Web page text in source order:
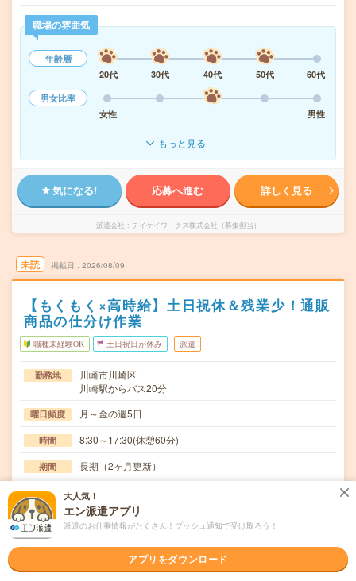
職場の雰囲気
年齢層
20代
30代 40代 50代
60代
男女比率
女性
男性
もっと見る
気になる! 応募へ進む 詳しく見る
派遣会社 テイケイワークス株式会社（募集担当）
未読 掲載日 2026/08/09
【もくもく×高時給】土日祝休＆残業少！通販
商品の仕分け作業
職種未経験OK 土日祝日が休み 派遣
勤務地
川崎市川崎区
川崎駅からバス20分
曜日頻度 月～金の週5日
時間 8:30～17:30(休憩60分)
期間 長期（2ヶ月更新）
時給 時給1600円（交通費込み）
仕事内容
通販商品倉庫での仕分け作業・台車に段ボールを載せて運
ぶ・商品仕分け 【持ち物】筆記用具、メモ帳、昼食…
職種未経験OK / ブランクOK / 英語力不要
未経験OK
大人気！
エン派遣アプリ
派遣のお仕事情報がたくさん！プッシュ通知で受け取ろう！
アプリをダウンロード